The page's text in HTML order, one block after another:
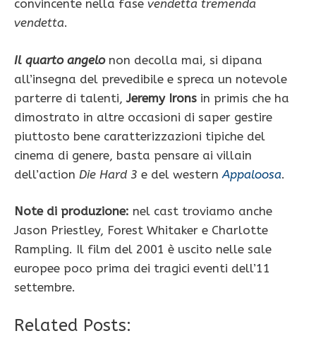
convincente nella fase vendetta tremenda
vendetta.
Il quarto angelonon decolla mai, si dipana
all’insegna del prevedibile e spreca un notevole
parterre di talenti,Jeremy Irons in primis che ha
dimostrato in altre occasioni di saper gestire
piuttosto bene caratterizzazioni tipiche del
cinema di genere, basta pensare ai villain
dell’action Die Hard 3 e del westernAppaloosa.
Note di produzione: nel cast troviamo anche
Jason Priestley, Forest Whitaker e Charlotte
Rampling. Il film del 2001 è uscito nelle sale
europee poco prima dei tragici eventi dell’11
settembre.
Related Posts: